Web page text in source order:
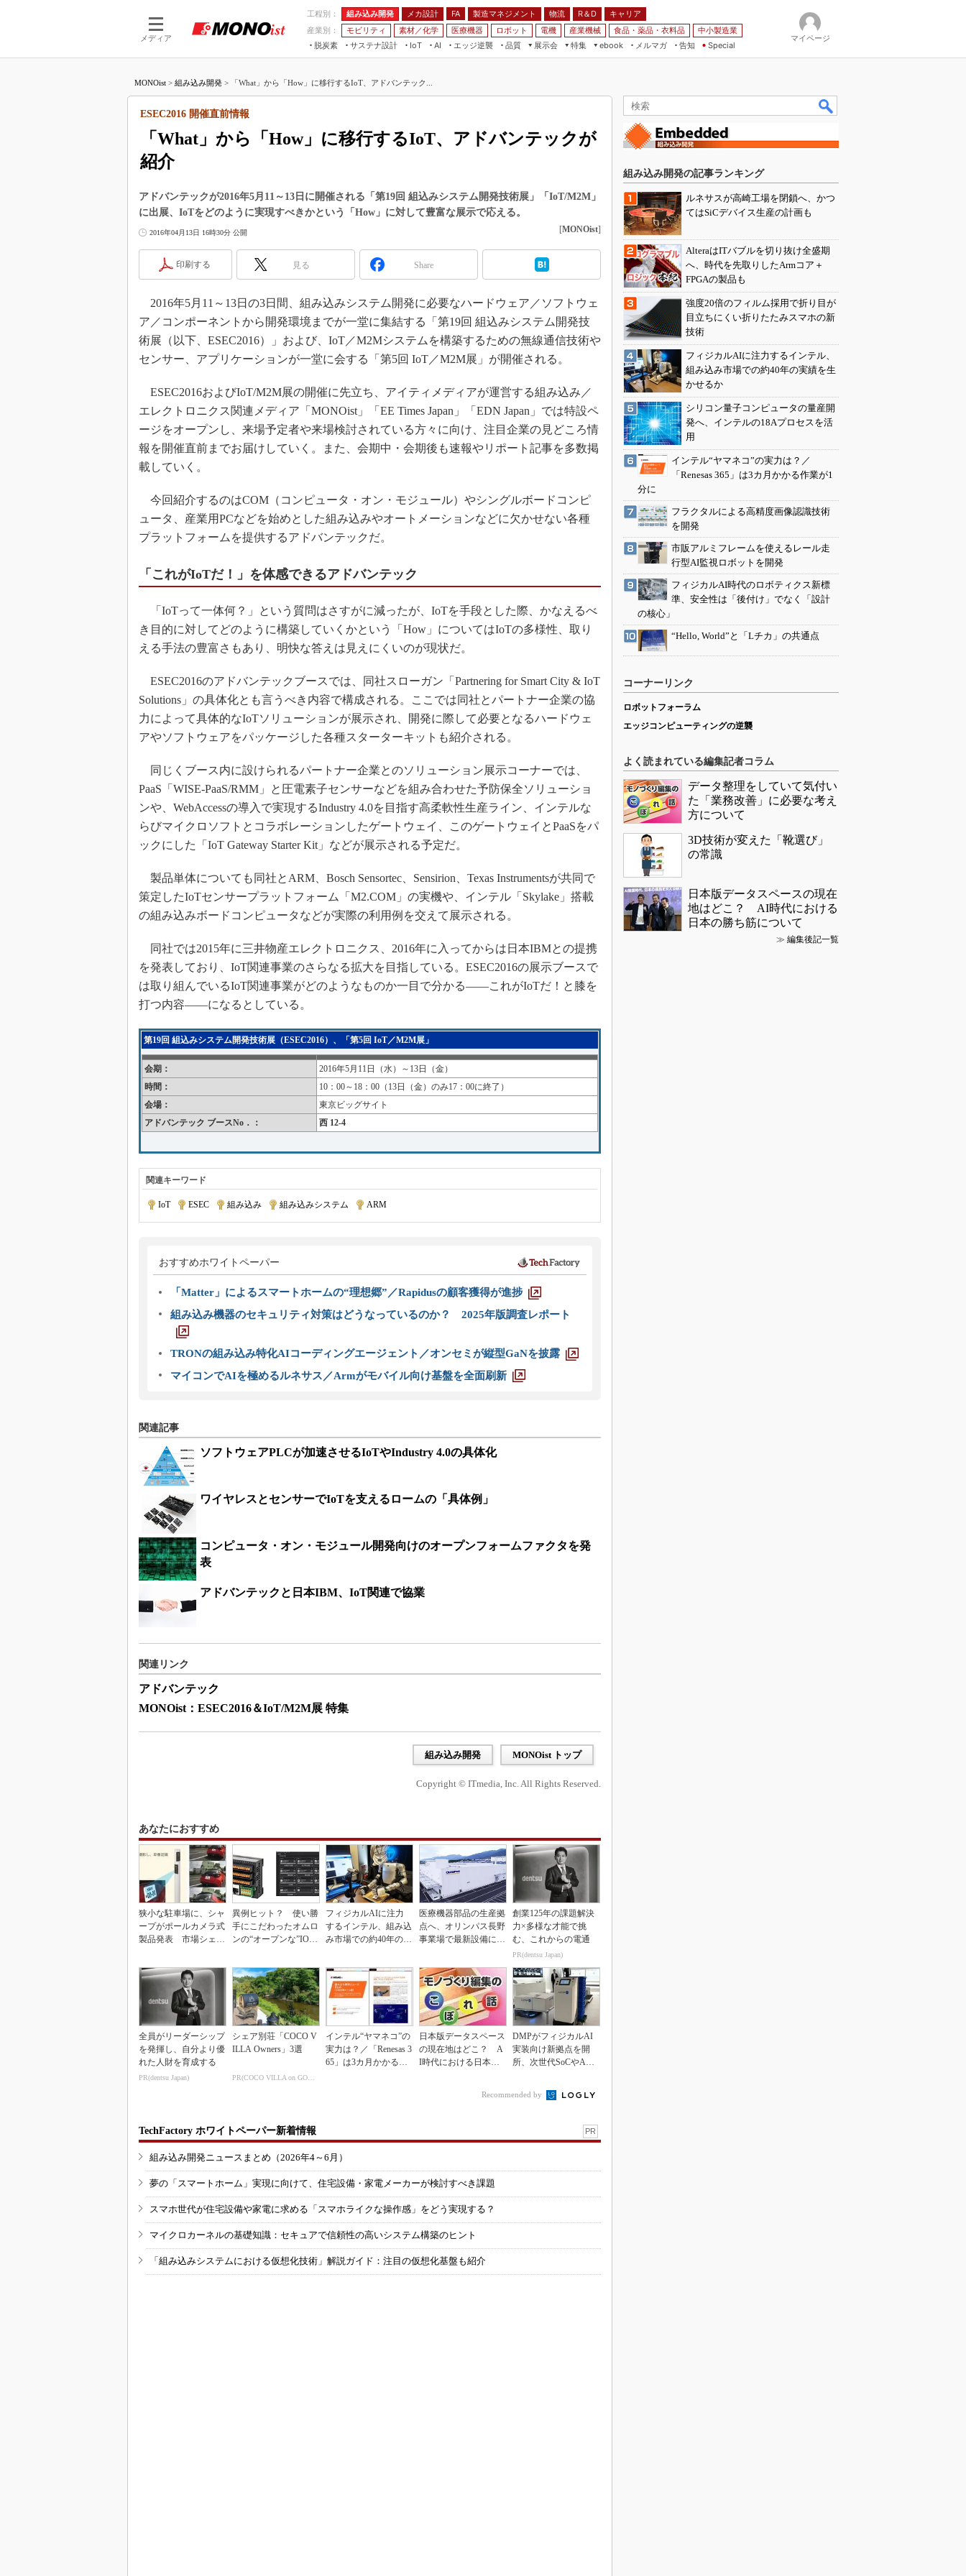
メディア
工程別： 組み込み開発 メカ設計 FA 製造マネジメント 物流 R＆D
キャリア
産業別：
モビリティ 素材／化学 医療機器 ロボット 電機 産業機械 食品・薬品・衣料品
中小製造業
脱炭素
サステナ設計
IoT
つながる工場
AI
AI×設備保全
エッジ逆襲 品質
展示会
JIMTOF
IIFES
TECHNO-FRONTIER
スマート工場EXPO
EdgeTech+
AUTOMOTIVE WORLD
産業オープンネット展
特集
つながるクルマ
組み込み画像技術
組み込みモデリング
ISO26262
無償設計ツール
3Dプリンタ
デジタルツインとCAE
インダストリー4.0
イノベーション
製造業ビッグデータ
知財マネジメント
海外生産
ebook
メルマガ
告知 Special
マイページ
MONOist > 組み込み開発 > 「What」から「How」に移行するIoT、アドバンテック...
「What」から「How」に移行するIoT、アドバンテックが
紹介
ESEC2016 開催直前情報
アドバンテックが2016年5月11～13日に開催される「第19回 組込みシステム開発技術展」「IoT/M2M」
に出展、IoTをどのように実現すべきかという「How」に対して豊富な展示で応える。
2016年04月13日 16時30分 公開 [MONOist]
印刷する 見る Share
2016年5月11～13日の3日間、組み込みシステム開発に必要なハードウェア／ソフトウェ
ア／コンポーネントから開発環境までが一堂に集結する「第19回 組込みシステム開発技
術展（以下、ESEC2016）」および、IoT／M2Mシステムを構築するための無線通信技術や
センサー、アプリケーションが一堂に会する「第5回 IoT／M2M展」が開催される。
ESEC2016およびIoT/M2M展の開催に先立ち、アイティメディアが運営する組み込み／
エレクトロニクス関連メディア「MONOist」「EE Times Japan」「EDN Japan」では特設ペ
ージをオープンし、来場予定者や来場検討されている方々に向け、注目企業の見どころ情
報を開催直前までお届けしていく。また、会期中・会期後も速報やリポート記事を多数掲
載していく。
今回紹介するのはCOM（コンピュータ・オン・モジュール）やシングルボードコンピ
ュータ、産業用PCなどを始めとした組み込みやオートメーションなどに欠かせない各種
プラットフォームを提供するアドバンテックだ。
「これがIoTだ！」を体感できるアドバンテック
「IoTって一体何？」という質問はさすがに減ったが、IoTを手段とした際、かなえるべ
き目的に対してどのように構築していくかという「How」についてはIoTの多様性、取り
える手法の豊富さもあり、明快な答えは見えにくいのが現状だ。
ESEC2016のアドバンテックブースでは、同社スローガン「Partnering for Smart City & IoT
Solutions」の具体化とも言うべき内容で構成される。ここでは同社とパートナー企業の協
力によって具体的なIoTソリューションが展示され、開発に際して必要となるハードウェ
アやソフトウェアをパッケージした各種スターターキットも紹介される。
同じくブース内に設けられるパートナー企業とのソリューション展示コーナーでは、
PaaS「WISE-PaaS/RMM」と圧電素子センサーなどを組み合わせた予防保全ソリューショ
ンや、WebAccessの導入で実現するIndustry 4.0を目指す高柔軟性生産ライン、インテルな
らびマイクロソフトとコラボレーションしたゲートウェイ、このゲートウェイとPaaSをパ
ックにした「IoT Gateway Starter Kit」などが展示される予定だ。
製品単体についても同社とARM、Bosch Sensortec、Sensirion、Texas Instrumentsが共同で
策定したIoTセンサープラットフォーム「M2.COM」の実機や、インテル「Skylake」搭載
の組み込みボードコンピュータなどが実際の利用例を交えて展示される。
同社では2015年に三井物産エレクトロニクス、2016年に入ってからは日本IBMとの提携
を発表しており、IoT関連事業のさらなる拡大を目指している。ESEC2016の展示ブースで
は取り組んでいるIoT関連事業がどのようなものか一目で分かる――これがIoTだ！と膝を
打つ内容――になるとしている。
第19回 組込みシステム開発技術展（ESEC2016）、「第5回 IoT／M2M展」
会期：
2016年5月11日（水）～13日（金）
時間：
10：00～18：00（13日（金）のみ17：00に終了）
会場：
東京ビッグサイト
アドバンテック ブースNo．：
西 12-4
関連キーワード
IoT| ESEC 組み込み 組み込みシステム ARM
おすすめホワイトペーパー
「Matter」によるスマートホームの“理想郷”／Rapidusの顧客獲得が進捗
組み込み機器のセキュリティ対策はどうなっているのか？ 2025年版調査レポート
TRONの組み込み特化AIコーディングエージェント／オンセミが縦型GaNを披露
マイコンでAIを極めるルネサス／Armがモバイル向け基盤を全面刷新
関連記事
ソフトウェアPLCが加速させるIoTやIndustry 4.0の具体化
ワイヤレスとセンサーでIoTを支えるロームの「具体例」
コンピュータ・オン・モジュール開発向けのオープンフォームファクタを発
表
アドバンテックと日本IBM、IoT関連で協業
関連リンク
アドバンテック
MONOist：ESEC2016＆IoT/M2M展 特集
組み込み開発 MONOist トップ
Copyright © ITmedia, Inc. All Rights Reserved.
あなたにおすすめ
狭小な駐車場に、シャ
ープがポールカメラ式
製品発表 市場シェア
異例ヒット？ 使い勝
手にこだわったオムロ
ンの“オープンな”IO-L
フィジカルAIに注力
するインテル、組み込
み市場での約40年の実
医療機器部品の生産拠
点へ、オリンパス長野
事業場で最新設備に機
創業125年の課題解決
力×多様な才能で挑
む、これからの電通
PR(dentsu Japan)
全員がリーダーシップ
を発揮し、自分より優
れた人財を育成する
PR(dentsu Japan)
シェア別荘「COCO V
ILLA Owners」3選
PR(COCO VILLA on GOETHE)
インテル“ヤマネコ”の
実力は？／「Renesas 3
65」は3カ月かかる作
日本版データスペース
の現在地はどこ？ A
I時代における日本の
DMPがフィジカルAI
実装向け新拠点を開
所、次世代SoCやAM
Recommended by
TechFactory ホワイトペーパー新着情報 PR
組み込み開発ニュースまとめ（2026年4～6月）
夢の「スマートホーム」実現に向けて、住宅設備・家電メーカーが検討すべき課題
スマホ世代が住宅設備や家電に求める「スマホライクな操作感」をどう実現する？
マイクロカーネルの基礎知識：セキュアで信頼性の高いシステム構築のヒント
「組み込みシステムにおける仮想化技術」解説ガイド：注目の仮想化基盤も紹介
組み込み開発の記事ランキング
ルネサスが高崎工場を閉鎖へ、かつ
てはSiCデバイス生産の計画も
AlteraはITバブルを切り抜け全盛期
へ、時代を先取りしたArmコア＋
FPGAの製品も
強度20倍のフィルム採用で折り目が
目立ちにくい折りたたみスマホの新
技術
フィジカルAIに注力するインテル、
組み込み市場での約40年の実績を生
かせるか
シリコン量子コンピュータの量産開
発へ、インテルの18Aプロセスを活
用
インテル“ヤマネコ”の実力は？／
「Renesas 365」は3カ月かかる作業が1
分に
フラクタルによる高精度画像認識技術
を開発
市販アルミフレームを使えるレール走
行型AI監視ロボットを開発
フィジカルAI時代のロボティクス新標
準、安全性は「後付け」でなく「設計
の核心」
“Hello, World”と「Lチカ」の共通点
コーナーリンク
ロボットフォーラム
エッジコンピューティングの逆襲
よく読まれている編集記者コラム
データ整理をしていて気付い
た「業務改善」に必要な考え
方について
3D技術が変えた「靴選び」
の常識
日本版データスペースの現在
地はどこ？ AI時代における
日本の勝ち筋について
≫ 編集後記一覧